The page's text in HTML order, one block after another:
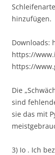
hinzufügen.
Downloads:
https://
https://
Die
sind
sie das mit
3) Io . Ich